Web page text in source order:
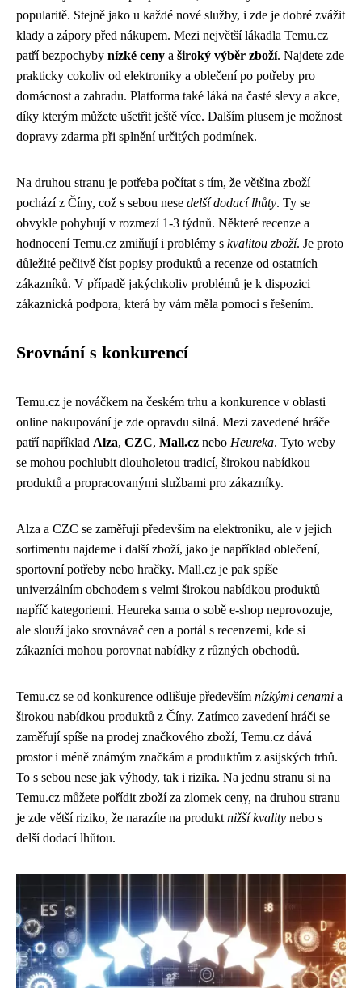
popularitě. Stejně jako u každé nové služby, i zde je dobré zvážit
klady a zápory před nákupem. Mezi největší lákadla Temu.cz
patří bezpochyby nízké ceny a široký výběr zboží. Najdete zde
prakticky cokoliv od elektroniky a oblečení po potřeby pro
domácnost a zahradu. Platforma také láká na časté slevy a akce,
díky kterým můžete ušetřit ještě více. Dalším plusem je možnost
dopravy zdarma při splnění určitých podmínek.
Na druhou stranu je potřeba počítat s tím, že většina zboží
pochází z Číny, což s sebou nese delší dodací lhůty. Ty se
obvykle pohybují v rozmezí 1-3 týdnů. Některé recenze a
hodnocení Temu.cz zmiňují i ​​problémy s kvalitou zboží. Je proto
důležité pečlivě číst popisy produktů a recenze od ostatních
zákazníků. V případě jakýchkoliv problémů je k dispozici
zákaznická podpora, která by vám měla pomoci s řešením.
Srovnání s konkurencí
Temu.cz je nováčkem na českém trhu a konkurence v oblasti
online nakupování je zde opravdu silná. Mezi zavedené hráče
patří například Alza, CZC, Mall.cz nebo Heureka. Tyto weby
se mohou pochlubit dlouholetou tradicí, širokou nabídkou
produktů a propracovanými službami pro zákazníky.
Alza a CZC se zaměřují především na elektroniku, ale v jejich
sortimentu najdeme i další zboží, jako je například oblečení,
sportovní potřeby nebo hračky. Mall.cz je pak spíše
univerzálním obchodem s velmi širokou nabídkou produktů
napříč kategoriemi. Heureka sama o sobě e-shop neprovozuje,
ale slouží jako srovnávač cen a portál s recenzemi, kde si
zákazníci mohou porovnat nabídky z různých obchodů.
Temu.cz se od konkurence odlišuje především nízkými cenami a
širokou nabídkou produktů z Číny. Zatímco zavedení hráči se
zaměřují spíše na prodej značkového zboží, Temu.cz dává
prostor i méně známým značkám a produktům z asijských trhů.
To s sebou nese jak výhody, tak i rizika. Na jednu stranu si na
Temu.cz můžete pořídit zboží za zlomek ceny, na druhou stranu
je zde větší riziko, že narazíte na produkt nižší kvality nebo s
delší dodací lhůtou.